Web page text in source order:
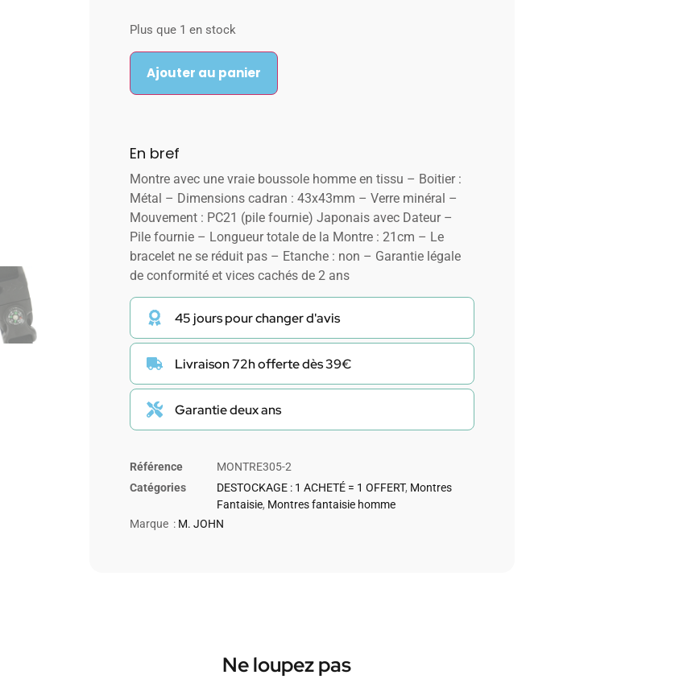
Plus que 1 en stock
Ajouter au panier
En bref
Montre avec une vraie boussole homme en tissu – Boitier :
Métal – Dimensions cadran : 43x43mm – Verre minéral –
Mouvement : PC21 (pile fournie) Japonais avec Dateur –
Pile fournie – Longueur totale de la Montre : 21cm – Le
bracelet ne se réduit pas – Etanche : non – Garantie légale
de conformité et vices cachés de 2 ans
45 jours pour changer d'avis
Livraison 72h offerte dès 39€
Garantie deux ans
Référence
MONTRE305-2
Catégories
DESTOCKAGE : 1 ACHETÉ = 1 OFFERT, Montres
Fantaisie, Montres fantaisie homme
Marque : M. JOHN
Ne loupez pas